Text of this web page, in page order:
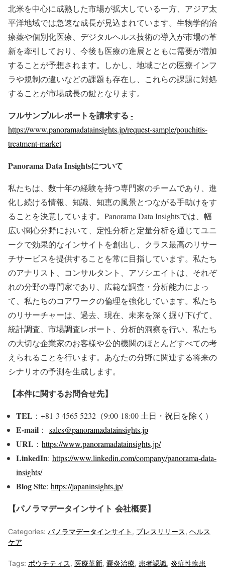
北米を中心に成熟した市場が拡大している一方、アジア太
平洋地域では急速な成長が見込まれています。生物学的治
療薬や個別化医療、デジタルヘルス技術の導入が市場の革
新を牽引しており、今後も医療の進展とともに需要が増加
することが予想されます。しかし、地域ごとの医療インフ
ラや規制の違いなどの課題も存在し、これらの課題に対処
することが市場成長の鍵となります。
フルサンプルレポートを請求する -
https://www.panoramadatainsights.jp/request-sample/pouchitis-
treatment-market
Panorama Data Insightsについて
私たちは、数十年の経験を持つ専門家のチームであり、進
化し続ける情報、知識、知恵の風景とつながる手助けをす
ることを決意しています。Panorama Data Insightsでは、幅
広い関心分野において、定性分析と定量分析を通じてユニ
ークで効果的なインサイトを創出し、クラス最高のリサー
チサービスを提供することを常に目指しています。私たち
のアナリスト、コンサルタント、アソシエイトは、それぞ
れの分野の専門家であり、広範な調査・分析能力によっ
て、私たちのコアワークの倫理を強化しています。私たち
のリサーチャーは、過去、現在、未来を深く掘り下げて、
統計調査、市場調査レポート、分析的洞察を行い、私たち
の大切な企業家のお客様や公的機関のほとんどすべての考
えられることを行います。あなたの分野に関連する将来の
シナリオの予測を生成します。
【本件に関するお問合せ先】
TEL ：+81-3 4565 5232（9:00-18:00 土日・祝日を除く）
E-mail ： sales@panoramadatainsights.jp
URL ： https://www.panoramadatainsights.jp/
LinkedIn: https://www.linkedin.com/company/panorama-data-
insights/
Blog Site: https://japaninsights.jp/
【パノラマデータインサイト 会社概要】
Categories: パノラマデータインサイト , プレスリリース, ヘルス
ケア
Tags: ポウチティス, 医療革新, 嚢炎治療, 患者認識, 炎症性疾患